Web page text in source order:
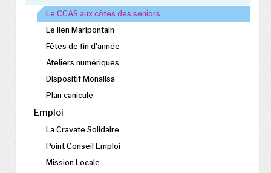
Le CCAS aux côtés des seniors
Le lien Maripontain
Fêtes de fin d'année
Ateliers numériques
Dispositif Monalisa
Plan canicule
Emploi
La Cravate Solidaire
Point Conseil Emploi
Mission Locale